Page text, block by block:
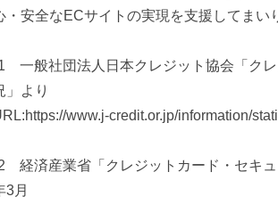
・安全なECサイトの実現を支援してまい
一般社団法人日本クレジット協会「ク
」より
https://www.j-credit.or.jp/information/
経済産業省「クレジットカード・セキ
3月